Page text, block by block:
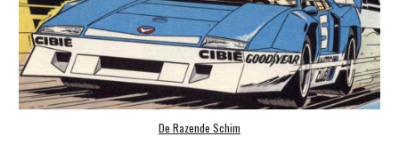
De Razende Schim